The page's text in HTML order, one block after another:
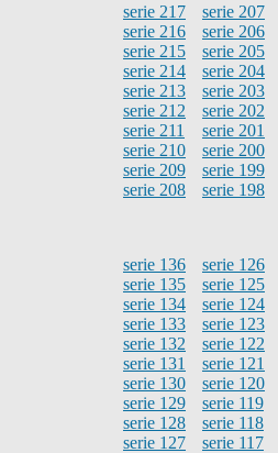
serie 217
serie 216
serie 215
serie 214
serie 213
serie 212
serie 211
serie 210
serie 209
serie 208
serie 207
serie 206
serie 205
serie 204
serie 203
serie 202
serie 201
serie 200
serie 199
serie 198
serie 136
serie 135
serie 134
serie 133
serie 132
serie 131
serie 130
serie 129
serie 128
serie 127
serie 126
serie 125
serie 124
serie 123
serie 122
serie 121
serie 120
serie 119
serie 118
serie 117